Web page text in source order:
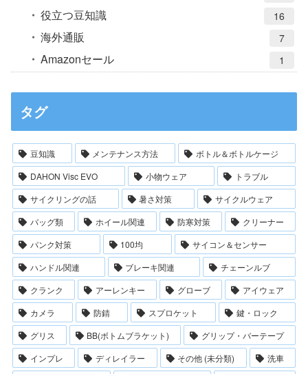
役立つ豆知識 16
海外通販 7
Amazonセール 1
タグ
豆知識 メンテナンス方法
ボトル＆ボトルケージ
DAHON Visc EVO
小物ウェア
トラブル
サイクリングの話
暑さ対策
サイクルウェア
バッグ類
ホイール関連 防寒対策
クリーナー
パンク対策
100均
サイコン＆センサー
ハンドル関連
ブレーキ関連
チェーンルブ
クランク
アーレンキー グローブ
アイウェア
カメラ
防錆 スプロケット
鍵・ロック
グリス
BB(ボトムブラケット)
グリップ・バーテープ
インプレ
ディレイラー その他 (未分類)
洗車